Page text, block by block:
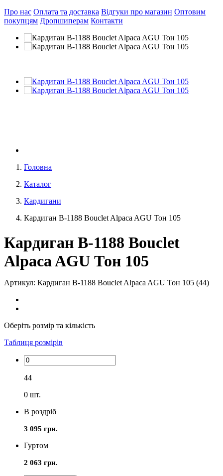
Про нас Оплата та доставка Відгуки про магазин Оптовим
покупцям Дропшиперам Контакти
Головна
Каталог
Кардигани
Кардиган В-1188 Bouclet Alpaca AGU Тон 105
Кардиган В-1188 Bouclet
Alpaca AGU Тон 105
Артикул: Кардиган В-1188 Bouclet Alpaca AGU Тон 105 (44)
Оберіть розмір та кількість
Таблиця розмірів
44
0 шт.
В роздріб
3 095 грн.
Гуртом
2 063 грн.